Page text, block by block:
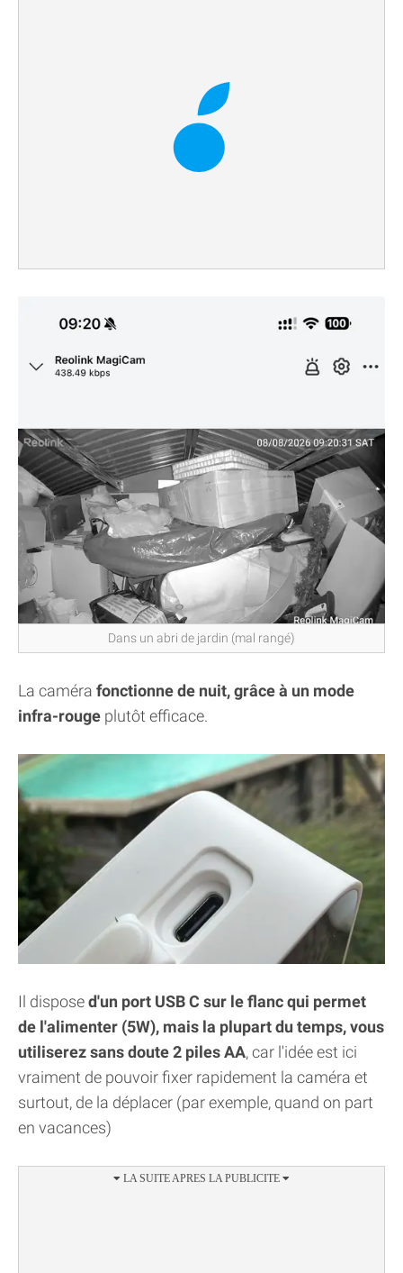
Dans un abri de jardin (mal rangé)
La caméra fonctionne de nuit, grâce à un mode
infra-rouge plutôt efficace.
Il disposed'un port USB C sur le flanc qui permet
de l'alimenter (5W), mais la plupart du temps, vous
utiliserez sans doute 2 piles AA, car l'idée est ici
vraiment de pouvoir fixer rapidement la caméra et
surtout, de la déplacer (par exemple, quand on part
en vacances)